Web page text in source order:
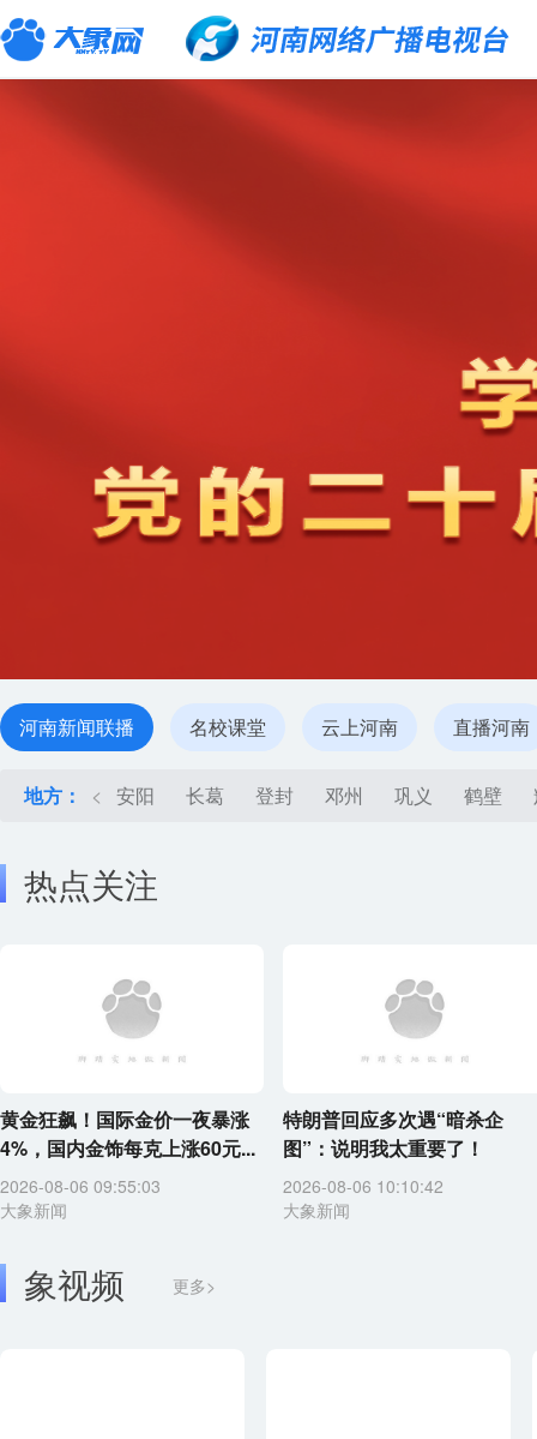
河南新闻联播 名校课堂 云上河南 直播河南
地方： < 安阳 长葛 登封 邓州 巩义 鹤壁
热点关注
黄金狂飙！国际金价一夜暴涨
4%，国内金饰每克上涨60元...
2026-08-06 09:55:03
大象新闻
特朗普回应多次遇“暗杀企
图”：说明我太重要了！
2026-08-06 10:10:42
大象新闻
象视频 更多>